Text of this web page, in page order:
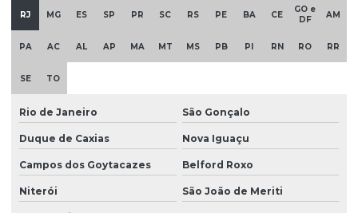
RJ MG ES SP PR SC RS PE BA CE
GO e
DF
AM
PA AC AL AP MA MT MS PB PI RN RO RR
SE TO
Rio de Janeiro São Gonçalo
Duque de Caxias Nova Iguaçu
Campos dos Goytacazes Belford Roxo
Niterói São João de Meriti